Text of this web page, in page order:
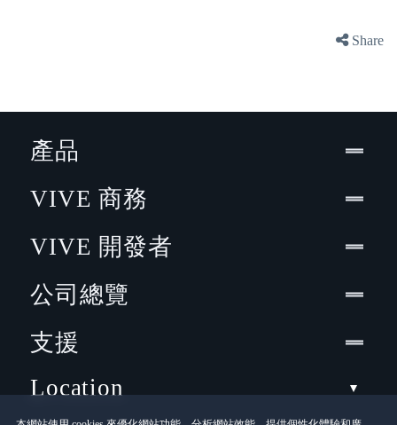
Share
產品
VIVE 商務
VIVE 開發者
公司總覽
支援
Location